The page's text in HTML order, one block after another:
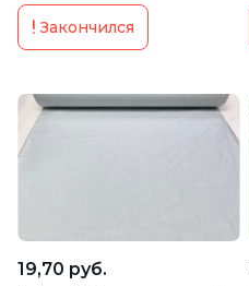
Закончился
19,70 руб.